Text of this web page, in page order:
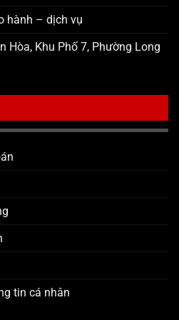
hành – dịch vụ
Hòa, Khu Phố 7, Phường Long
tin cá nhân